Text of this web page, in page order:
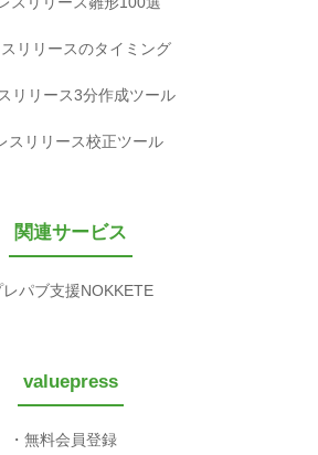
リリースのタイミング
リリース3分作成ツール
スリリース校正ツール
関連サービス
レパブ支援NOKKETE
valuepress
無料会員登録